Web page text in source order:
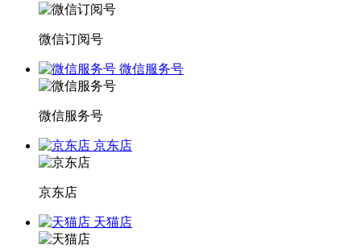
微信订阅号
微信服务号
微信服务号
京东店
京东店
天猫店